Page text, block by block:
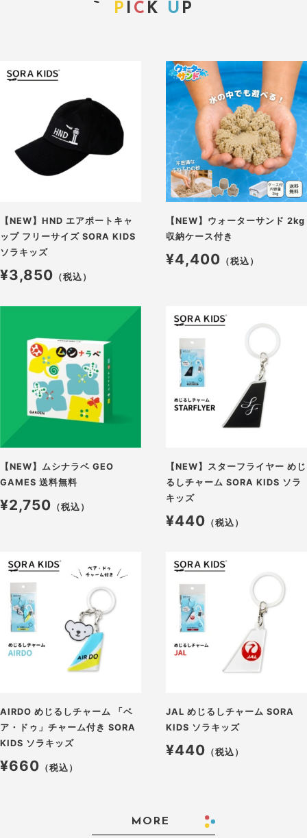
P I C K U P
【NEW】HND エアポートキャ
ップ フリーサイズ SORA KIDS
ソラキッズ
¥3,850 （税込）
【NEW】ウォーターサンド 2kg
収納ケース付き
¥4,400 （税込）
【NEW】ムシナラベ GEO
GAMES 送料無料
¥2,750 （税込）
【NEW】スターフライヤー めじ
るしチャーム SORA KIDS ソラ
キッズ
¥440 （税込）
AIRDO めじるしチャーム 「ベ
ア・ドゥ」チャーム付き SORA
KIDS ソラキッズ
¥660 （税込）
JAL めじるしチャーム SORA
KIDS ソラキッズ
¥440 （税込）
MORE